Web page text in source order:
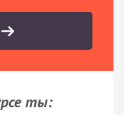
ты: